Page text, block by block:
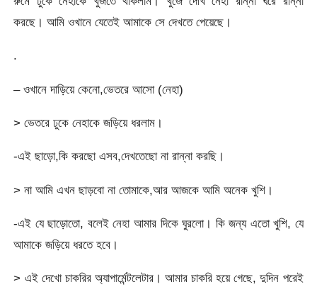
করছে। আমি ওখানে যেতেই আমাকে সে দেখতে পেয়েছে।
.
– ওখানে দাড়িয়ে কেনো,ভেতরে আসো (নেহা)
> ভেতরে ঢুকে নেহাকে জড়িয়ে ধরলাম।
-এই ছাড়ো,কি করছো এসব,দেখতেছো না রান্না করছি।
> না আমি এখন ছাড়বো না তোমাকে,আর আজকে আমি অনেক খুশি।
-এই যে ছাড়োতো, বলেই নেহা আমার দিকে ঘুরলো। কি জন্য এতো খুশি, যে
আমাকে জড়িয়ে ধরতে হবে।
> এই দেখো চাকরির অ্যাপার্মেন্টলেটার। আমার চাকরি হয়ে গেছে, দুদিন পরেই